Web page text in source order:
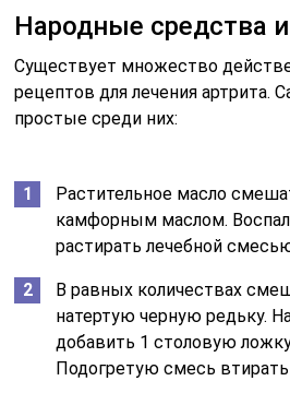
Народные средства
Существует множество
рецептов для лечения артрита.
простые среди них:
Растительное масло
камфорным маслом.
растирать лечебной
В равных количествах
натертую черную редьку.
добавить 1 столовую
Подогретую смесь